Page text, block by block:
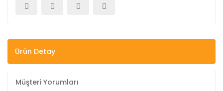
Ürün Detay
Müşteri Yorumları